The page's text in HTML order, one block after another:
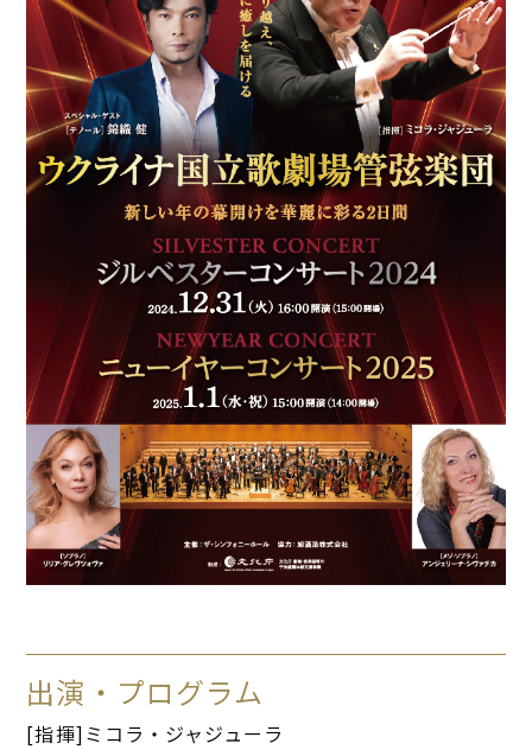
出演・プログラム
[指揮]ミコラ・ジャジューラ